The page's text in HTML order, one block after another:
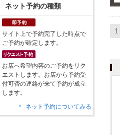
ネット予約の種類
サイト上で予約完了した時点で
ご予約が確定します。
お店へ希望内容のご予約をリク
エストします。お店から予約受
付可否の連絡が来て予約が成立
します。
ネット予約についてみる
1